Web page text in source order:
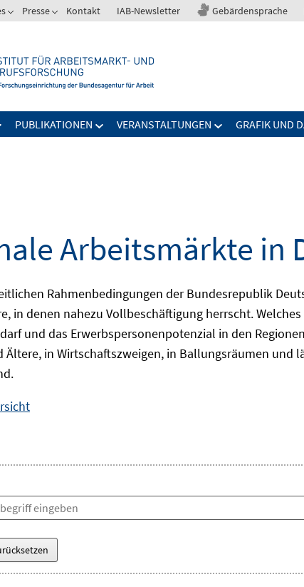
Presse Kontakt IAB-Newsletter Gebärdensprache
PUBLIKATIONEN VERANSTALTUNGEN GRAFIK UND
Arbeitsmärkte in
Rahmenbedingungen der Bundesrepublik
in denen nahezu Vollbeschäftigung herrscht.
und das Erwerbspersonenpotenzial in den
Ältere, in Wirtschaftszweigen, in Ballungsräumen und